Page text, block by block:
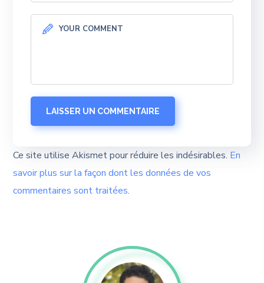
Ce site utilise Akismet pour réduire les indésirables. En
savoir plus sur la façon dont les données de vos
commentaires sont traitées.